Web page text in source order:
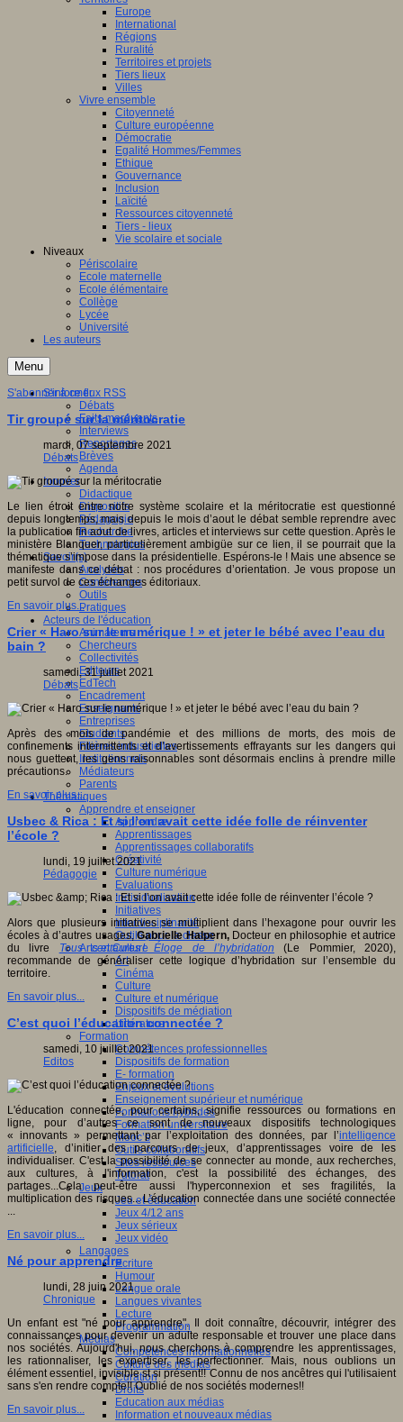
Europe
International
Régions
Ruralité
Territoires et projets
Tiers lieux
Villes
Vivre ensemble
Citoyenneté
Culture européenne
Démocratie
Egalité Hommes/Femmes
Ethique
Gouvernance
Inclusion
Laïcité
Ressources citoyenneté
Tiers - lieux
Vie scolaire et sociale
Niveaux
Périscolaire
Ecole maternelle
Ecole élémentaire
Collège
Lycée
Université
Les auteurs
Menu
S'informer
Débats
Faits marquants
Interviews
Reportages
Brèves
Agenda
Innover
Didactique
Dispositifs
Pédagogie
Recherche
Technologies
Savoir(s)
Analyses
Conférences
Outils
Pratiques
Acteurs de l'éducation
Animateurs
Chercheurs
Collectivités
Editeurs
EdTech
Encadrement
Enseignants
Entreprises
Etudiants
Filières industrielles
Institutionnels
Médiateurs
Parents
Thématiques
Apprendre et enseigner
Apprendre
Apprentissages
Apprentissages collaboratifs
Créativité
Culture numérique
Evaluations
Individualisation
Initiatives
Interdisciplinarité
Outils pour la classe
Arts et Culture
Art
Cinéma
Culture
Culture et numérique
Dispositifs de médiation
Littérature
Formation
Compétences professionnelles
Dispositifs de formation
E- formation
Enjeux et évolutions
Enseignement supérieur et numérique
Formations hybrides
Formation universitaire
Mooc’s
Outils collaboratifs
Sites ressources
Tutorat
Jeux
Jeu et éducation
Jeux 4/12 ans
Jeux sérieux
Jeux vidéo
Langages
Ecriture
Humour
Langue orale
Langues vivantes
Lecture
Programmation
Médias
Compétences informationnelles
Culture des médias
Curation
Droits
Education aux médias
Information et nouveaux médias
S'abonner à ce flux RSS
Tir groupé sur la méritocratie
mardi, 07 septembre 2021
Débats
Le lien étroit entre notre système scolaire et la méritocratie est questionné
depuis longtemps, mais depuis le mois d’aout le débat semble reprendre avec
la publication fin aout de livres, articles et interviews sur cette question. Après le
ministère Blanquer, particulièrement ambigüe sur ce lien, il se pourrait que la
thématique s’impose dans la présidentielle. Espérons-le ! Mais une absence se
manifeste dans ce débat : nos procédures d’orientation. Je vous propose un
petit survol de ces échanges éditoriaux.
En savoir plus...
Crier « Haro sur le numérique ! » et jeter le bébé avec l’eau du
bain ?
samedi, 31 juillet 2021
Débats
Après des mois de pandémie et des millions de morts, des mois de
confinements intermittents et d’avertissements effrayants sur les dangers qui
nous guettent, les gens raisonnables sont désormais enclins à prendre mille
précautions.
En savoir plus...
Usbec & Rica : Et si l’on avait cette idée folle de réinventer
l’école ?
lundi, 19 juillet 2021
Pédagogie
Alors que plusieurs initiatives se multiplient dans l’hexagone pour ouvrir les
écoles à d’autres usages, Gabrielle Halpern,Docteur en philosophie et autrice
du livre Tous centaures ! Éloge de l’hybridation (Le Pommier, 2020),
recommande de généraliser cette logique d’hybridation sur l’ensemble du
territoire.
En savoir plus...
C’est quoi l’éducation connectée ?
samedi, 10 juillet 2021
Editos
L'éducation connectée, pour certains, signifie ressources ou formations en
ligne, pour d’autres ce sont de nouveaux dispositifs technologiques
« innovants » permettant par l’exploitation des données, par l’intelligence
artificielle, d’initier des parcours de jeux, d’apprentissages voire de les
individualiser. C'est la possibilité de se connecter au monde, aux recherches,
aux cultures, à l'information, c'est la possibilité des échanges, des
partages...Cela peut-être aussi l'hyperconnexion et ses fragilités, la
multiplication des risques... L’éducation connectée dans une société connectée
...
En savoir plus...
Né pour apprendre
lundi, 28 juin 2021
Chronique
Un enfant est "né pour apprendre". Il doit connaître, découvrir, intégrer des
connaissances pour devenir un adulte responsable et trouver une place dans
nos sociétés. Aujourd'hui, nous cherchons à comprendre les apprentissages,
les rationnaliser, les expertiser, les perfectionner. Mais, nous oublions un
élément essentiel, invisible st si présent!! Connu de nos ancêtres qui l'utilisaient
sans s'en rendre compte!! Oublié de nos sociétés modernes!!
En savoir plus...